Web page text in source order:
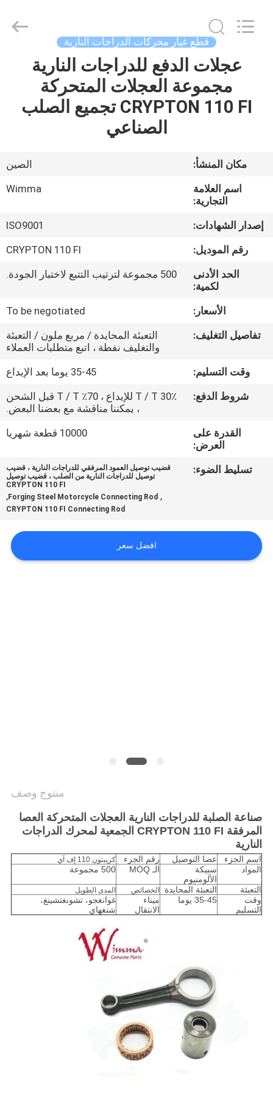
المنزل
المنتجات
فيديو
جولة
المصنع
جودة
أخبار
اقتباس
خريطة
سياسة
الخصوصية
قطع غيار محركات الدراجات النارية
عجلات الدفع للدراجات النارية
مجموعة العجلات المتحركة
CRYPTON 110 FI تجميع الصلب
الصناعي
مكان المنشأ:
الصين
اسم العلامة
التجارية:
Wimma
إصدار الشهادات:
ISO9001
رقم الموديل:
CRYPTON 110 FI
الحد الأدنى
لكمية:
500 مجموعة لترتيب التتبع لاختبار الجودة.
الأسعار:
To be negotiated
تفاصيل التغليف:
التعبئة المحايدة / مربع ملون / التعبئة
والتغليف نفطة ، اتبع متطلبات العملاء
وقت التسليم:
35-45 يوما بعد الإيداع
شروط الدفع:
30٪ T / T للإيداع ، 70٪ T / T قبل الشحن
، يمكننا مناقشة مع بعضنا البعض.
القدرة على
العرض:
10000 قطعة شهريا
تسليط الضوء:
قضيب توصيل العمود المرفقي للدراجات النارية ، قضيب
توصيل للدراجات النارية من الصلب ، قضيب توصيل
CRYPTON 110 FI
,
Forging Steel Motorcycle Connecting Rod
,
CRYPTON 110 FI Connecting Rod
افضل سعر
منتوج وصف
صناعة الصلبة للدراجات النارية العجلات المتحركة العصا
المرفقة CRYPTON 110 FI الجمعية لمحرك الدراجات
النارية
اسم الجزء عصا التوصيل رقم الجزء كريبتون 110 إف آي
المواد
سبيكة
الألومنيوم
الـ MOQ 500 مجموعة
التعبئة التعبئة المحايدة الخصائص المدى الطويل
وقت
التسليم
35-45 يوما
ميناء
الانتقال
غوانغجو، تشونغتشينغ،
شنغهاي